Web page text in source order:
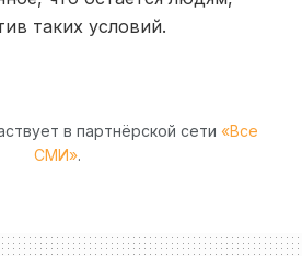
таких условий.
в партнёрской сети «Все
СМИ».